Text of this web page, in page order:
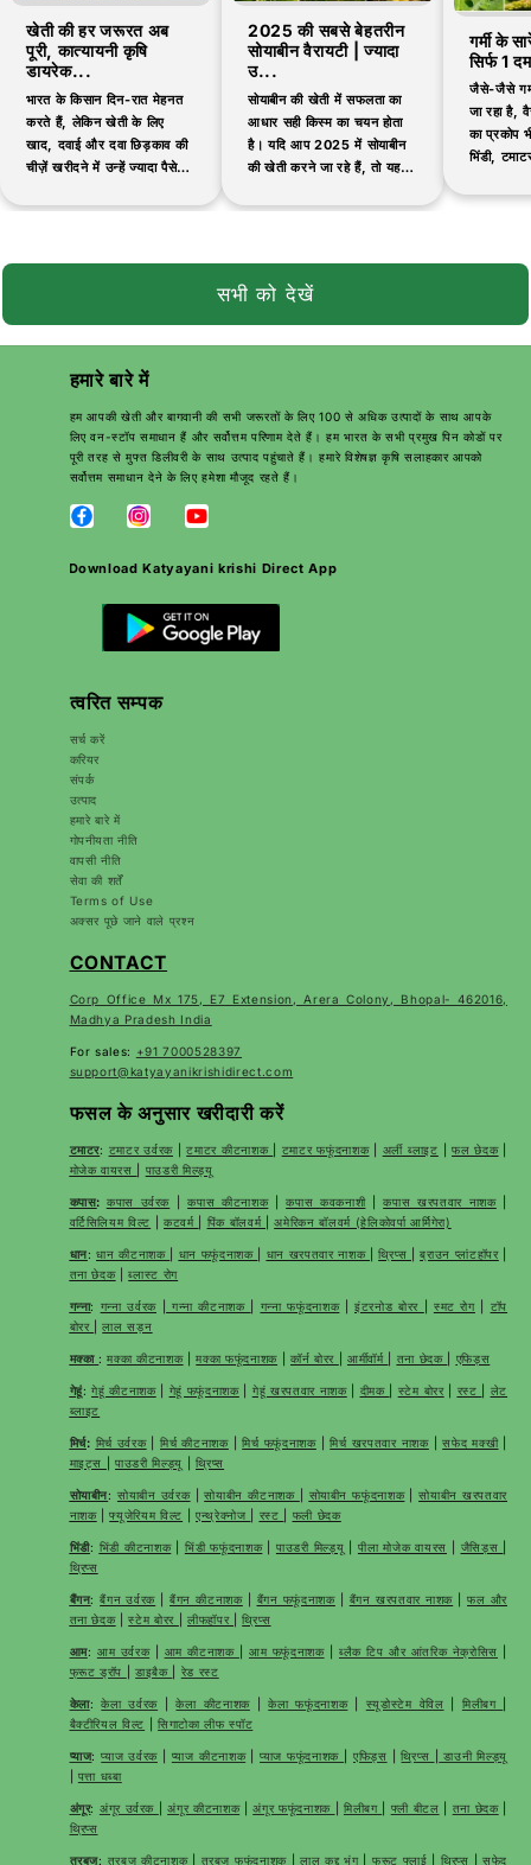
खेती की हर जरूरत अब
पूरी, कात्यायनी कृषि
डायरेक...
भारत के किसान दिन-रात मेहनत
करते हैं, लेकिन खेती के लिए
खाद, दवाई और दवा छिड़काव की
चीज़ें खरीदने में उन्हें ज्यादा पैसे
नकली...
2025 की सबसे बेहतरीन
सोयाबीन वैरायटी | ज्यादा
उ...
सोयाबीन की खेती में सफलता का
आधार सही किस्म का चयन होता
है। यदि आप 2025 में सोयाबीन
की खेती करने जा रहे हैं, तो यह
गर्मी के
सिर्फ 1
जैसे-जैसे
जा रहा है,
का प्रकोप
भिंडी,
सभी को देखें
हमारे बारे में
हम आपकी खेती और बागवानी की सभी जरूरतों के लिए 100 से अधिक उत्पादों के साथ आपके
लिए वन-स्टॉप समाधान हैं और सर्वोत्तम परिणाम देते हैं। हम भारत के सभी प्रमुख पिन कोडों पर
पूरी तरह से मुफ्त डिलीवरी के साथ उत्पाद पहुंचाते हैं। हमारे विशेषज्ञ कृषि सलाहकार आपको
सर्वोत्तम समाधान देने के लिए हमेशा मौजूद रहते हैं।
Download Katyayani krishi Direct App
त्वरित सम्पक
सर्च करें
करियर
संपर्क
उत्पाद
हमारे बारे में
गोपनीयता नीति
वापसी नीति
सेवा की शर्तें
Terms of Use
अक्सर पूछे जाने वाले प्रश्न
CONTACT
Corp Office Mx 175, E7 Extension, Arera Colony, Bhopal- 462016,
Madhya Pradesh India
For sales: +91 7000528397
support@katyayanikrishidirect.com
फसल के अनुसार खरीदारी करें
टमाटर: टमाटर उर्वरक|टमाटर कीटनाशक टमाटर फफूंदनाशक| अर्ली ब्लाइट |फल छेदक|
मोजेक वायरस
पाउडरी मिल्ड्यू
कपास: कपास उर्वरक |कपास कीटनाशक|कपास कवकनाशी|कपास खरपतवार नाशक|
वर्टिसिलियम विल्ट |कटवर्म पिंक बॉलवर्म |अमेरिकन बॉलवर्म (हेलिकोवर्पा आर्मिगेरा)
धान:धान कीटनाशक धान फफूंदनाशक धान खरपतवार नाशक |थ्रिप्स |ब्राउन प्लांटहॉपर|
तना छेदक|ब्लास्ट रोग
गन्ना: गन्ना उर्वरक गन्ना कीटनाशक गन्ना फफूंदनाशक|इंटरनोड बोरर स्मट रोग| टॉप
बोरर
|लाल सड़न
मक्का :मक्का कीटनाशक|मक्का फफूंदनाशक |कॉर्न बोरर आर्मीवॉर्म तना छेदक एफिड्स
गेहूं:गेहूं कीटनाशक| गेहूं फफूंदनाशक| गेहूं खरपतवार नाशक| दीमक स्टेम बोरर| रस्ट
लेट
ब्लाइट
मिर्च: मिर्च उर्वरक|मिर्च कीटनाशक|मिर्च फफूंदनाशक|मिर्च खरपतवार नाशक|सफेद मक्खी|
माइट्स
|पाउडरी मिल्ड्यू |थ्रिप्स
सोयाबीन: सोयाबीन उर्वरक|सोयाबीन कीटनाशक सोयाबीन फफूंदनाशक|सोयाबीन खरपतवार
नाशक|फ्यूजेरियम विल्ट |एन्थ्रेक्नोज रस्ट फली छेदक
भिंडी: भिंडी कीटनाशक| भिंडी फफूंदनाशक| पाउडरी मिल्ड्यू पीला मोजेक वायरस जैसिड्स
थ्रिप्स
बैंगन:बैंगन उर्वरक |बैंगन कीटनाशक| बैंगन फफूंदनाशक| बैंगन खरपतवार नाशक |फल और
तना छेदक|स्टेम बोरर |लीफहॉपर |थ्रिप्स
आम: आम उर्वरक| आम कीटनाशक आम फफूंदनाशक| ब्लैक टिप और आंतरिक नेक्रोसिस
फ्रूट ड्रॉप
|डाइबैक रेड रस्ट
केला:केला उर्वरक |केला कीटनाशक|केला फफूंदनाशक| स्यूडोस्टेम वेविल मिलीबग
बैक्टीरियल विल्ट |सिगाटोका लीफ स्पॉट
प्याज:प्याज उर्वरक| प्याज कीटनाशक|प्याज फफूंदनाशक एफिड्स |थ्रिप्स
डाउनी मिल्ड्यू
पत्ता धब्बा
अंगूर: अंगूर उर्वरक |अंगूर कीटनाशक|अंगूर फफूंदनाशक मिलीबग फ्ली बीटल तना छेदक|
थ्रिप्स
तरबूज: तरबूज कीटनाशक| तरबूज फफूंदनाशक |लाल कद्दू भृंग| फ्रूट फ्लाई थ्रिप्स |सफेद